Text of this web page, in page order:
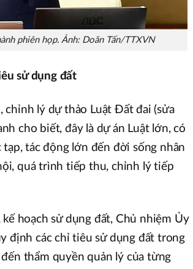
phiên họp. Ảnh: Doãn Tấn/TTXVN
sử dụng đất
chỉnh lý dự thảo Luật Đất đai (sửa
cho biết, đây là dự án Luật lớn, có
tác động lớn đến đời sống nhân
quá trình tiếp thu, chỉnh lý tiếp
hoạch sử dụng đất, Chủ nhiệm Ủy
định các chỉ tiêu sử dụng đất trong
thẩm quyền quản lý của từng